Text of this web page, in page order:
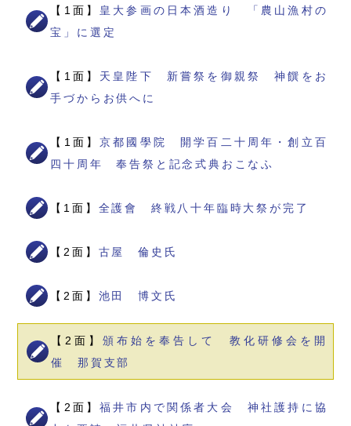
【1面】 皇大参画の日本酒造り 「農山漁村の
宝」に選定
【1面】 天皇陛下 新嘗祭を御親祭 神饌をお
手づからお供へに
【1面】京都國學院 開学百二十周年・創立百
四十周年 奉告祭と記念式典おこなふ
【1面】 全護會 終戦八十年臨時大祭が完了
【2面】 古屋 倫史氏
【2面】 池田 博文氏
【2面】頒布始を奉告して 教化研修会を開
催 那賀支部
【2面】福井市内で関係者大会 神社護持に協